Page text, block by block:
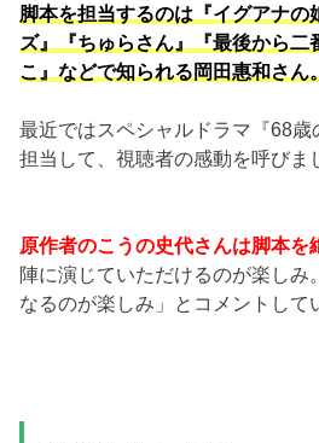
脚本を担当するのは『イグアナの
ズ』『ちゅらさん』『最後から二
こ』などで知られる岡田惠和さん。
最近ではスペシャルドラマ『68
担当して、視聴者の感動を呼びま
原作者のこうの史代さんは脚本を
陣に演じていただけるのが楽しみ
なるのが楽しみ」とコメントして